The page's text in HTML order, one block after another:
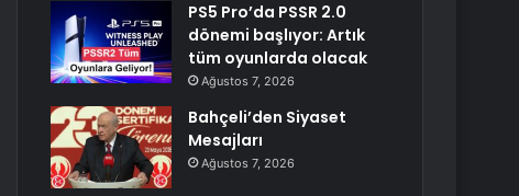
PS5 Pro’da PSSR 2.0
dönemi başlıyor: Artık
tüm oyunlarda olacak
Ağustos 7, 2026
Bahçeli’den Siyaset
Mesajları
Ağustos 7, 2026